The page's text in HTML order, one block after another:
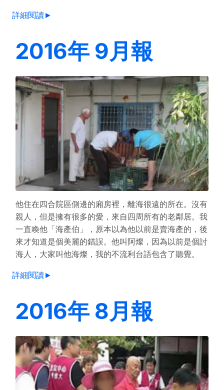
詳細閱讀►
2016年 9月報
他住在四合院區側邊的廂房裡，離海很遠的所在。沒有
親人，但是擁有很多的愛，來自四周所有的老鄰居。我
一直喚他「海產伯」，原本以為他以前是賣海產的，後
來才知道是個美麗的錯誤。他叫阿燦，因為以前是個討
海人，大家叫他海燦，我的不流利台語包含了聽覺。
詳細閱讀►
2016年 8月報